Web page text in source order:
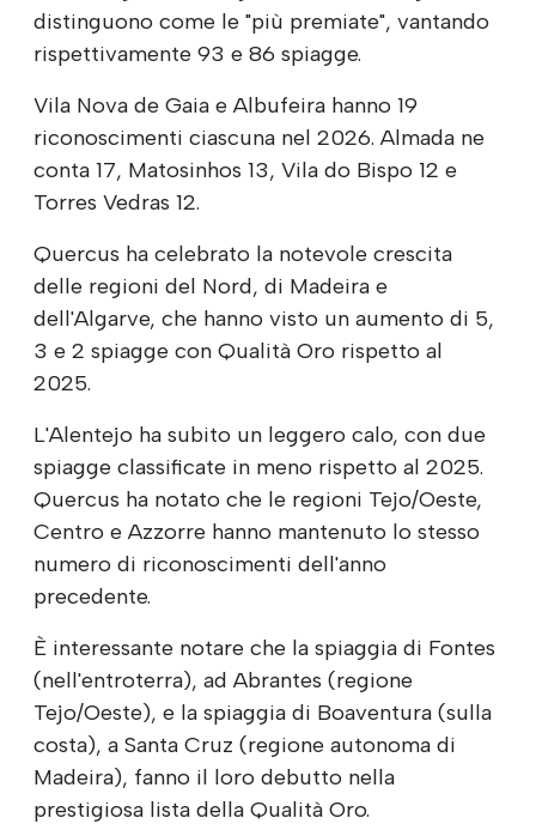
distinguono come le "più premiate", vantando
rispettivamente 93 e 86 spiagge.
Vila Nova de Gaia e Albufeira hanno 19
riconoscimenti ciascuna nel 2026. Almada ne
conta 17, Matosinhos 13, Vila do Bispo 12 e
Torres Vedras 12.
Quercus ha celebrato la notevole crescita
delle regioni del Nord, di Madeira e
dell'Algarve, che hanno visto un aumento di 5,
3 e 2 spiagge con Qualità Oro rispetto al
2025.
L'Alentejo ha subito un leggero calo, con due
spiagge classificate in meno rispetto al 2025.
Quercus ha notato che le regioni Tejo/Oeste,
Centro e Azzorre hanno mantenuto lo stesso
numero di riconoscimenti dell'anno
precedente.
È interessante notare che la spiaggia di Fontes
(nell'entroterra), ad Abrantes (regione
Tejo/Oeste), e la spiaggia di Boaventura (sulla
costa), a Santa Cruz (regione autonoma di
Madeira), fanno il loro debutto nella
prestigiosa lista della Qualità Oro.